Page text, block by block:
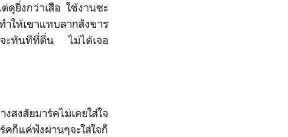
ดุยิ่งกว่าเสือ ใช้งานซะ
ให้เขาแทบลากสังขาร
จะทันทีที่ตื่น ไม่ได้เจอ
งสัยมาร์คไม่เคยใส่ใจ
ก็แค่ฟังผ่านๆจะใส่ใจก็